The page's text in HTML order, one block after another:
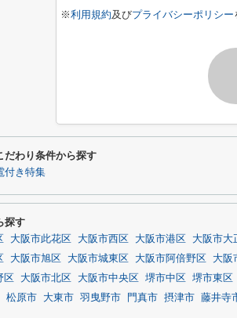
※利用規約及びプライバシーポリシー
だわり条件から探す
付き特集
探す
大阪市此花区 大阪市西区 大阪市港区 大阪市大
大阪市旭区 大阪市城東区 大阪市阿倍野区 大阪
区 大阪市北区 大阪市中央区 堺市中区 堺市東区
松原市 大東市 羽曳野市 門真市 摂津市 藤井寺